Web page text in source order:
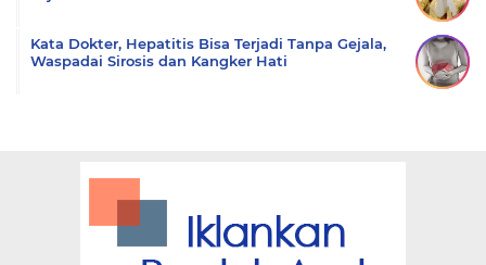
Kata Dokter, Hepatitis Bisa Terjadi Tanpa Gejala,
Waspadai Sirosis dan Kangker Hati